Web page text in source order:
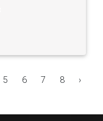
5 6 7 8 ›